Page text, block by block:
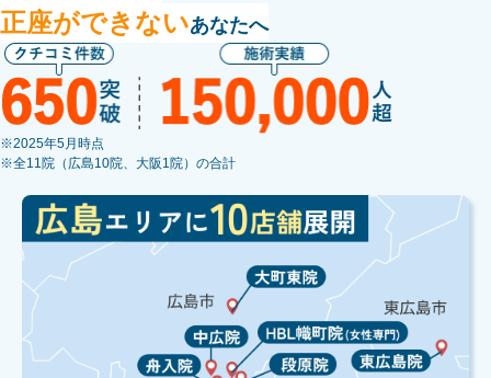
正座ができないあなたへ
※2025年5月時点
※全11院（広島10院、大阪1院）の合計